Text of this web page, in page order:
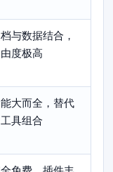
与数据结合，
度极高
大而全，替代
具组合